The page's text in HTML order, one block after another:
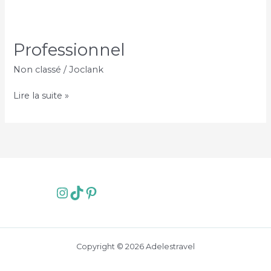
Professionnel
Non classé /Joclank
Professionnel
Lire la suite »
Instagram
TikTok
Pinterest
Copyright © 2026 Adelestravel